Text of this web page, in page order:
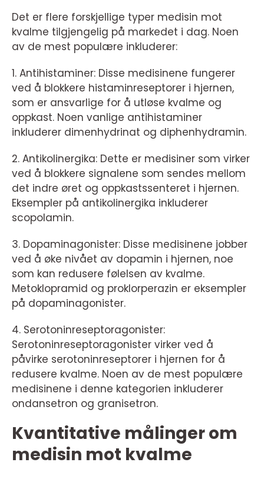
Det er flere forskjellige typer medisin mot
kvalme tilgjengelig på markedet i dag. Noen
av de mest populære inkluderer:
1. Antihistaminer: Disse medisinene fungerer
ved å blokkere histaminreseptorer i hjernen,
som er ansvarlige for å utløse kvalme og
oppkast. Noen vanlige antihistaminer
inkluderer dimenhydrinat og diphenhydramin.
2. Antikolinergika: Dette er medisiner som virker
ved å blokkere signalene som sendes mellom
det indre øret og oppkastssenteret i hjernen.
Eksempler på antikolinergika inkluderer
scopolamin.
3. Dopaminagonister: Disse medisinene jobber
ved å øke nivået av dopamin i hjernen, noe
som kan redusere følelsen av kvalme.
Metoklopramid og proklorperazin er eksempler
på dopaminagonister.
4. Serotoninreseptoragonister:
Serotoninreseptoragonister virker ved å
påvirke serotoninreseptorer i hjernen for å
redusere kvalme. Noen av de mest populære
medisinene i denne kategorien inkluderer
ondansetron og granisetron.
Kvantitative målinger om
medisin mot kvalme